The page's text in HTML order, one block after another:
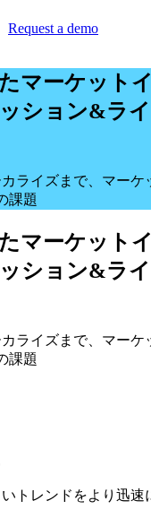
Request a demo
マーケット
ション&ラ
ライズまで、マーケ
課題
マーケット
ション&ラ
ライズまで、マーケ
課題
トレンドをより迅速